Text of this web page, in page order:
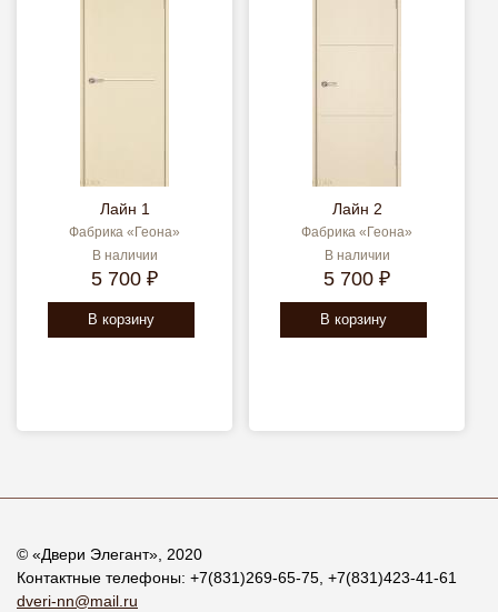
Лайн 1
Фабрика «Геона»
В наличии
5 700 ₽
В корзину
Лайн 2
Фабрика «Геона»
В наличии
5 700 ₽
В корзину
© «Двери Элегант», 2020
Контактные телефоны: +7(831)269-65-75 +7(831)423-41-61
dveri-nn@mail.ru